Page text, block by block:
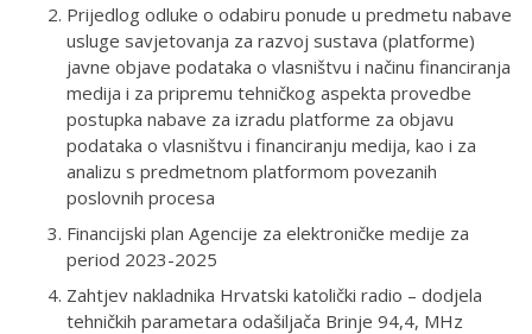
Prijedlog odluke o odabiru ponude u predmetu nabave
usluge savjetovanja za razvoj sustava (platforme)
javne objave podataka o vlasništvu i načinu financiranja
medija i za pripremu tehničkog aspekta provedbe
postupka nabave za izradu platforme za objavu
podataka o vlasništvu i financiranju medija, kao i za
analizu s predmetnom platformom povezanih
poslovnih procesa
Financijski plan Agencije za elektroničke medije za
period 2023-2025
Zahtjev nakladnika Hrvatski katolički radio – dodjela
tehničkih parametara odašiljača Brinje 94,4, MHz